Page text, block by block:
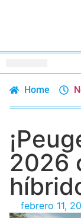
Home
2026
febrero 11,